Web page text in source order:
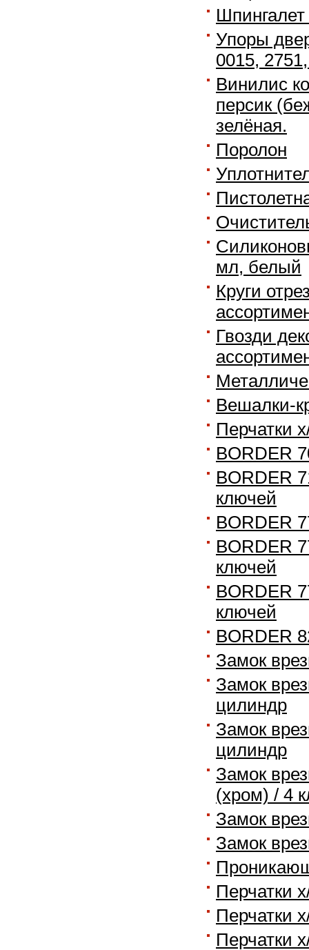
Упоры
0015,
Винилис
персик
зелёная.
Поролон
мл, белый
Круги
Гвозди
Вешалки-
Перчатки
BORDER
BORDER
ключей
BORDER
BORDER
ключей
BORDER
ключей
BORDER
Замок
Замок
цилиндр
Замок
цилиндр
Замок
(хром) / 4
Замок
Замок
Перчатки
Перчатки
Перчатки